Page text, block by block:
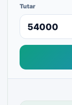
Tutar